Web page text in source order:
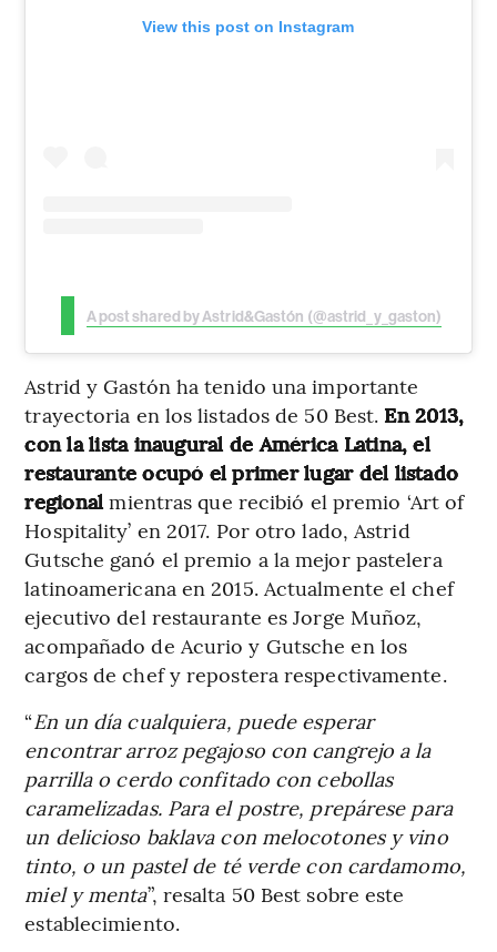
View this post on Instagram
A post shared by Astrid&Gastón (@astrid_y_gaston)
Astrid y Gastón ha tenido una importante
trayectoria en los listados de 50 Best. En 2013,
con la lista inaugural de América Latina, el
restaurante ocupó el primer lugar del listado
regional mientras que recibió el premio ‘Art of
Hospitality’ en 2017. Por otro lado, Astrid
Gutsche ganó el premio a la mejor pastelera
latinoamericana en 2015. Actualmente el chef
ejecutivo del restaurante es Jorge Muñoz,
acompañado de Acurio y Gutsche en los
cargos de chef y repostera respectivamente.
“En un día cualquiera, puede esperar
encontrar arroz pegajoso con cangrejo a la
parrilla o cerdo confitado con cebollas
caramelizadas. Para el postre, prepárese para
un delicioso baklava con melocotones y vino
tinto, o un pastel de té verde con cardamomo,
miel y menta”, resalta 50 Best sobre este
establecimiento.